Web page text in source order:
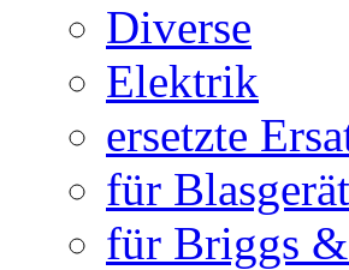
Diverse
Elektrik
ersetzte
für
für Briggs